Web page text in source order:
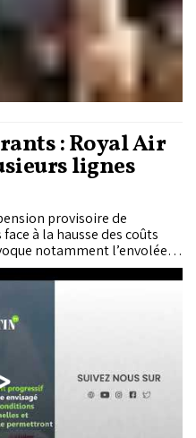
: Royal Air
lignes
provisoire de
à la hausse des coûts
notamment l’envolée
au Moyen-Orient et un
certaines dessertes.